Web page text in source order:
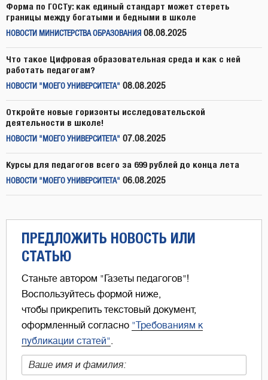
Форма по ГОСТу: как единый стандарт может стереть
границы между богатыми и бедными в школе
НОВОСТИ МИНИСТЕРСТВА ОБРАЗОВАНИЯ 08.08.2025
Что такое Цифровая образовательная среда и как с ней
работать педагогам?
НОВОСТИ "МОЕГО УНИВЕРСИТЕТА" 08.08.2025
Откройте новые горизонты исследовательской
деятельности в школе!
НОВОСТИ "МОЕГО УНИВЕРСИТЕТА" 07.08.2025
Курсы для педагогов всего за 699 рублей до конца лета
НОВОСТИ "МОЕГО УНИВЕРСИТЕТА" 06.08.2025
ПРЕДЛОЖИТЬ НОВОСТЬ ИЛИ
СТАТЬЮ
Станьте автором "Газеты педагогов"!
Воспользуйтесь формой ниже,
чтобы прикрепить текстовый документ,
оформленный согласно "Требованиям к
публикации статей".